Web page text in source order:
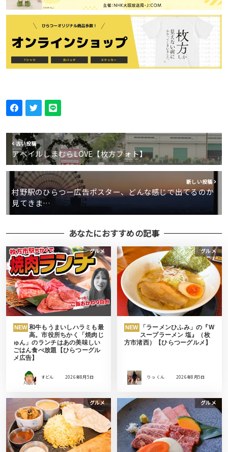
古い投稿
アベイルしまむらLOVE【枚方フォト】
新しい投稿
村野駅のひらつー広告ポスター、どんな感じで出てるのか
見てきま…
あなたにおすすめの記事
グルメ
NEW 和牛もうまいしハラミも最
高。市役所ちかく「焼肉じ
ゅん」のランチはあの美味しい
ごはん食べ放題【ひらつーグル
メ広告】
すどん 2026年8月5日
グルメ
NEW
「ラーメンひふみ」の『W
スープラーメン 塩』（枚
方市渚西）【ひらつーグルメ】
りっ くん 2026年8月5日
グルメ グルメ